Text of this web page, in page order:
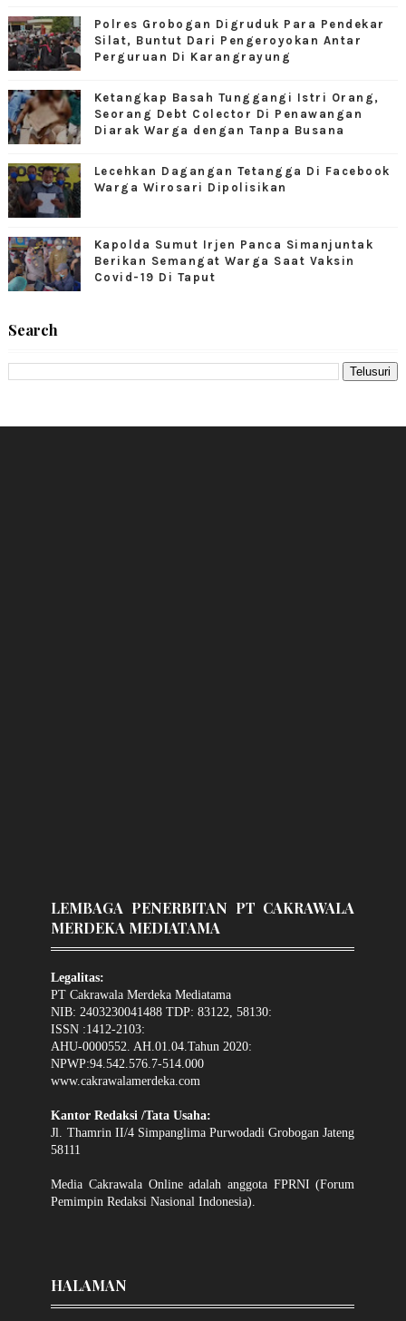
Polres Grobogan Digruduk Para Pendekar
Silat, Buntut Dari Pengeroyokan Antar
Perguruan Di Karangrayung
Ketangkap Basah Tunggangi Istri Orang,
Seorang Debt Colector Di Penawangan
Diarak Warga dengan Tanpa Busana
Lecehkan Dagangan Tetangga Di Facebook
Warga Wirosari Dipolisikan
Kapolda Sumut Irjen Panca Simanjuntak
Berikan Semangat Warga Saat Vaksin
Covid-19 Di Taput
Search
LEMBAGA PENERBITAN PT CAKRAWALA
MERDEKA MEDIATAMA
Legalitas:
PT Cakrawala Merdeka Mediatama
NIB: 2403230041488 TDP: 83122, 58130:
ISSN :1412-2103:
AHU-0000552. AH.01.04.Tahun 2020:
NPWP:94.542.576.7-514.000
www.cakrawalamerdeka.com
Kantor Redaksi /Tata Usaha:
Jl. Thamrin II/4 Simpanglima Purwodadi Grobogan Jateng
58111
Media Cakrawala Online adalah anggota FPRNI (Forum
Pemimpin Redaksi Nasional Indonesia).
HALAMAN